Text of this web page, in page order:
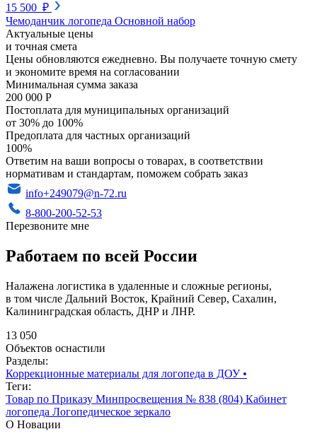
15 500 ₽
Чемоданчик логопеда Основной набор
Актуальные цены
и точная смета
Цены обновляются ежедневно. Вы получаете точную смету
и экономите время на согласовании
Минимальная сумма заказа
200 000 Р
Постоплата для муниципальных организаций
от 30% до 100%
Предоплата для частных организаций
100%
Ответим на ваши вопросы о товарах, в соответствии
нормативам и стандартам, поможем собрать заказ
info+249079@n-72.ru
8-800-200-52-53
Перезвоните мне
Работаем по всей России
Налажена логистика в удаленные и сложные регионы,
в том числе Дальний Восток, Крайний Север, Сахалин,
Калининградская область, ДНР и ЛНР.
13 050
Объектов оснастили
Разделы:
Коррекционные материалы для логопеда в ДОУ•
Теги:
Товар по Приказу Минпросвещения № 838 (804) Кабинет
логопеда Логопедическое зеркало
О Новации